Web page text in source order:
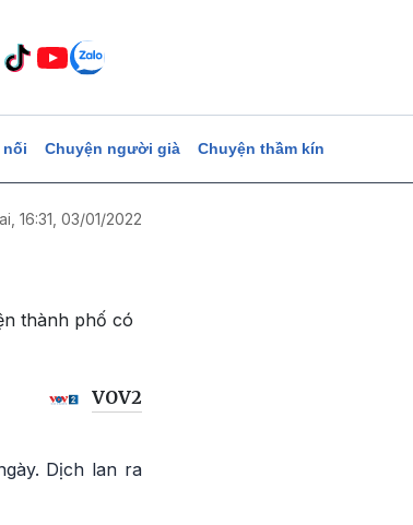
nối Chuyện người già Chuyện thầm kín
16:31, 03/01/2022
thành phố có
VOV2
Dịch lan ra